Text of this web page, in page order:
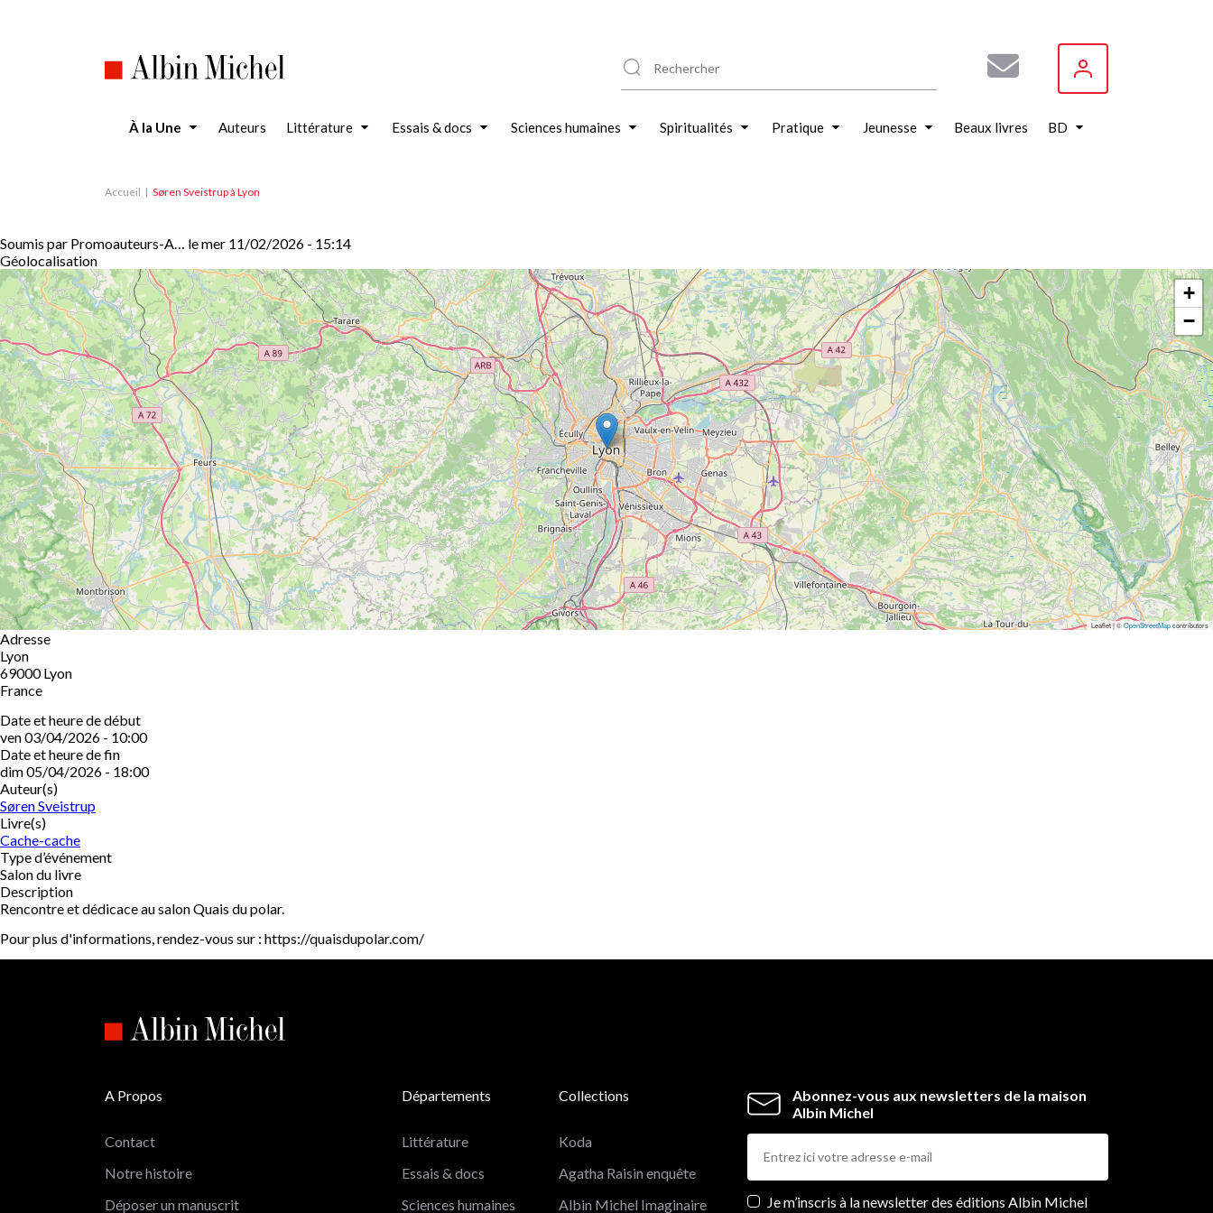
À la Une Auteurs Littérature Essais & docs Sciences humaines Spiritualités Pratique Jeunesse Beaux livres BD
Accueil Søren Sveistrup à Lyon
Soumis par Promoauteurs-A… lemer 11/02/2026 - 15:14
Géolocalisation
+
−
Leaflet | ©OpenStreetMapcontributors
Adresse
Lyon
69000 Lyon
France
Date et heure de début
ven 03/04/2026 - 10:00
Date et heure de fin
dim 05/04/2026 - 18:00
Auteur(s)
Søren Sveistrup
Livre(s)
Cache-cache
Type d’événement
Salon du livre
Description
Rencontre et dédicace au salon Quais du polar.
Pour plus d'informations, rendez-vous sur : https://quaisdupolar.com/
Abonnez-vous aux newsletters de la maison
Albin Michel
Newsletters
Je m’inscris à la newsletter des éditions Albin Michel
A Propos
Contact
Notre histoire
Déposer un manuscrit
Départements
Littérature
Essais & docs
Sciences humaines
Collections
Koda
Agatha Raisin enquête
Albin Michel Imaginaire